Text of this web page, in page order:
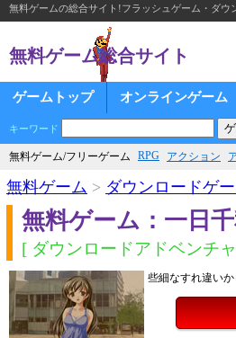
無料ゲームの総合サイト!フラッシュゲーム・ダウ
無料ゲーム総合サイト
ゲームトップ オンラインゲーム
キーワード
無料ゲーム/フリーゲーム RPG アクション
無料ゲーム > ダウンロードゲ
無料ゲーム：一日
[ ダウンロードアドベンチ
些細なすれ違い